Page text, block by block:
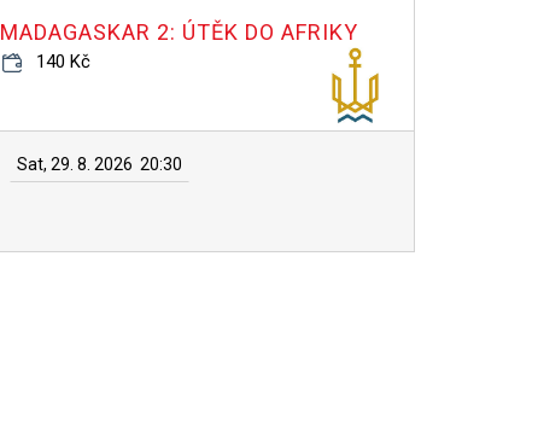
MADAGASKAR 2: ÚTĚK DO AFRIKY
140 Kč
Sat, 29. 8. 2026 20:30